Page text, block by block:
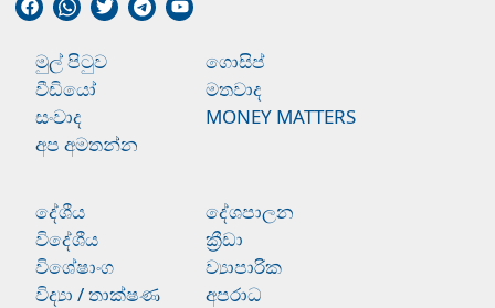
මුල් පිටුව
ගොසිප්
වීඩියෝ
මතවාද
සංවාද
MONEY MATTERS
අප අමතන්න
දේශීය
දේශපාලන
විදේශීය
ක්‍රීඩා
විශේෂාංග
ව්‍යාපාරික
විද්‍යා / තාක්ෂණ
අපරාධ